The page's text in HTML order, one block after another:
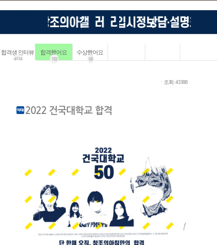
합격생 인터뷰
4114
합격했어요
183
수상했어요
68
ㆍ조회: 43388
2022 건국대학교 합격